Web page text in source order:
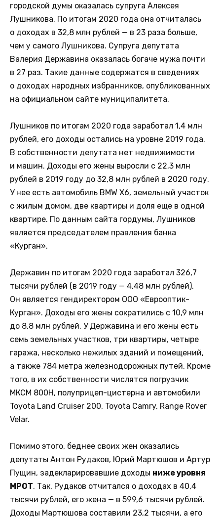
городской думы оказалась супруга Алексея
Лушникова. По итогам 2020 года она отчиталась
о доходах в 32,8 млн рублей — в 23 раза больше,
чем у самого Лушникова. Супруга депутата
Валерия Державина оказалась богаче мужа почти
в 27 раз. Такие данные содержатся в сведениях
о доходах народных избранников, опубликованных
на официальном сайте муниципалитета.
Лушников по итогам 2020 года заработал 1,4 млн
рублей, его доходы остались на уровне 2019 года.
В собственности депутата нет недвижимости
и машин. Доходы его жены выросли с 22,3 млн
рублей в 2019 году до 32,8 млн рублей в 2020 году.
У нее есть автомобиль BMW X6, земельный участок
с жилым домом, две квартиры и доля еще в одной
квартире. По данным сайта гордумы, Лушников
является председателем правления банка
«Курган».
Державин по итогам 2020 года заработал 326,7
тысячи рублей (в 2019 году — 4,48 млн рублей).
Он является гендиректором ООО «Еврооптик-
Курган». Доходы его жены сократились с 10,9 млн
до 8,8 млн рублей. У Державина и его жены есть
семь земельных участков, три квартиры, четыре
гаража, несколько нежилых зданий и помещений,
а также 784 метра железнодорожных путей. Кроме
того, в их собственности числятся погрузчик
МКСМ 800Н, полуприцеп-цистерна и автомобили
Toyota Land Cruiser 200, Toyota Camry, Range Rover
Velar.
Помимо этого, беднее своих жен оказались
депутаты Антон Рудаков, Юрий Мартюшов и Артур
Пущин, задекларировавшие доходы ниже уровня
МРОТ. Так, Рудаков отчитался о доходах в 40,4
тысячи рублей, его жена — в 599,6 тысячи рублей.
Доходы Мартюшова составили 23,2 тысячи, а его